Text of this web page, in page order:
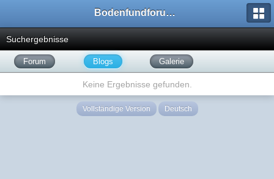
Bodenfundforum.com
Suchergebnisse
Forum Blogs Galerie
Keine Ergebnisse gefunden.
Vollständige Version Deutsch